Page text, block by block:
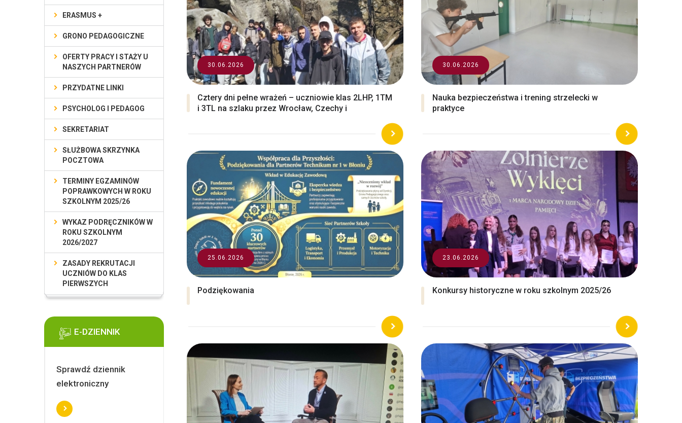
30.06.2026
Cztery dni pełne wrażeń – uczniowie klas 2LHP, 1TM
i 3TL na szlaku przez Wrocław, Czechy i
30.06.2026
Nauka bezpieczeństwa i trening strzelecki w
praktyce
25.06.2026
Podziękowania
23.06.2026
Konkursy historyczne w roku szkolnym 2025/26
ERASMUS +
GRONO PEDAGOGICZNE
OFERTY PRACY I STAŻY U
NASZYCH PARTNERÓW
PRZYDATNE LINKI
PSYCHOLOG I PEDAGOG
SEKRETARIAT
SŁUŻBOWA SKRZYNKA
POCZTOWA
TERMINY EGZAMINÓW
POPRAWKOWYCH W ROKU
SZKOLNYM 2025/26
WYKAZ PODRĘCZNIKÓW W
ROKU SZKOLNYM
2026/2027
ZASADY REKRUTACJI
UCZNIÓW DO KLAS
PIERWSZYCH
E-DZIENNIK
Sprawdź dziennik
elektroniczny